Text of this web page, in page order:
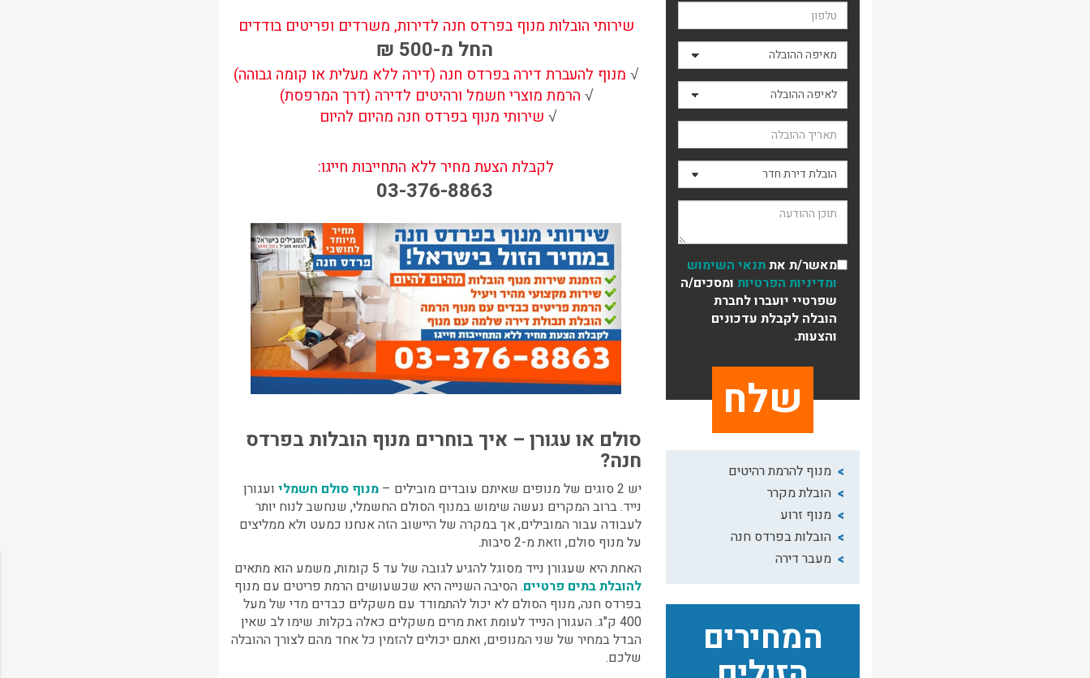
טלפון
מאיפה ההובלה
תאריך ההובלה
סוג ההובלה
תוכן ההודעה
מאשר/ת אתתנאי השימוש
ומדיניות הפרטיות ומסכים/ה
שפרטיי יועברו לחברת
הובלה לקבלת עדכונים
והצעות.
מנוף להרמת רהיטים
הובלת מקרר
מנוף זרוע
הובלות בפרדס חנה
מעבר דירה
המחירים
שירותי הובלות מנוף בפרדס חנה לדירות, משרדים ופריטים בודדים
החל מ-500 ₪
√מנוף להעברת דירה בפרדס חנה (דירה ללא מעלית או קומה גבוהה)
√ הרמת מוצרי חשמל ורהיטים לדירה (דרך המרפסת)
√שירותי מנוף בפרדס חנה מהיום להיום
לקבלת הצעת מחיר ללא התחייבות חייגו:
03-376-8863
סולם או עגורן – איך בוחרים מנוף הובלות בפרדס
חנה?
יש 2 סוגים של מנופים שאיתם עובדים מובילים – מנוף סולם חשמליועגורן
נייד. ברוב המקרים נעשה שימוש במנוף הסולם החשמלי, שנחשב לנוח יותר
לעבודה עבור המובילים, אך במקרה של היישוב הזה אנחנו כמעט ולא ממליצים
על מנוף סולם, וזאת מ-2 סיבות.
האחת היא שעגורן נייד מסוגל להגיע לגובה של עד 5 קומות, משמע הוא מתאים
להובלת בתים פרטיים. הסיבה השנייה היא שכשעושים הרמת פריטים עם מנוף
בפרדס חנה, מנוף הסולם לא יכול להתמודד עם משקלים כבדים מדי של מעל
400 ק"ג. העגורן הנייד לעומת זאת מרים משקלים כאלה בקלות. שימו לב שאין
הבדל במחיר של שני המנופים, ואתם יכולים להזמין כל אחד מהם לצורך ההובלה
שלכם.